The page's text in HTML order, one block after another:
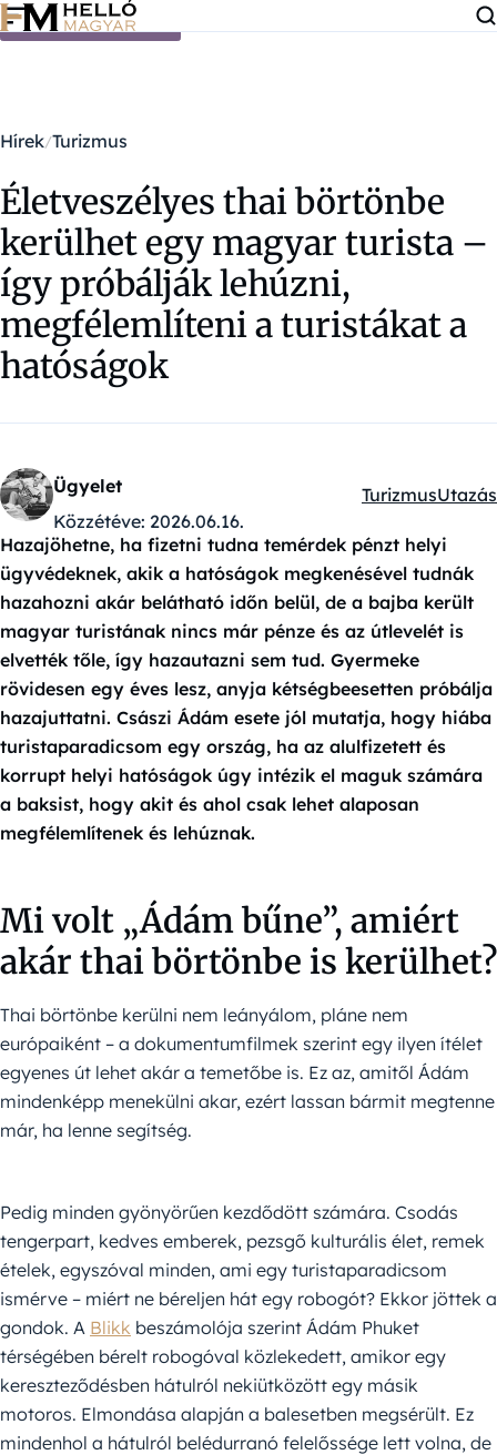
Ugrás a tartalomra
Hírek Turizmus
Életveszélyes thai börtönbe
kerülhet egy magyar turista –
így próbálják lehúzni,
megfélemlíteni a turistákat a
hatóságok
Ügyelet
Közzétéve: 2026.06.16.
Kategóriák:
TurizmusUtazás
Hazajöhetne, ha fizetni tudna temérdek pénzt helyi
ügyvédeknek, akik a hatóságok megkenésével tudnák
hazahozni akár belátható időn belül, de a bajba került
magyar turistának nincs már pénze és az útlevelét is
elvették tőle, így hazautazni sem tud. Gyermeke
rövidesen egy éves lesz, anyja kétségbeesetten próbálja
hazajuttatni. Császi Ádám esete jól mutatja, hogy hiába
turistaparadicsom egy ország, ha az alulfizetett és
korrupt helyi hatóságok úgy intézik el maguk számára
a baksist, hogy akit és ahol csak lehet alaposan
megfélemlítenek és lehúznak.
Mi volt „Ádám bűne”, amiért
akár thai börtönbe is kerülhet?
Thai börtönbe kerülni nem leányálom, pláne nem
európaiként – a dokumentumfilmek szerint egy ilyen ítélet
egyenes út lehet akár a temetőbe is. Ez az, amitől Ádám
mindenképp menekülni akar, ezért lassan bármit megtenne
már, ha lenne segítség.
Pedig minden gyönyörűen kezdődött számára. Csodás
tengerpart, kedves emberek, pezsgő kulturális élet, remek
ételek, egyszóval minden, ami egy turistaparadicsom
ismérve – miért ne béreljen hát egy robogót? Ekkor jöttek a
gondok. A Blikk beszámolója szerint Ádám Phuket
térségében bérelt robogóval közlekedett, amikor egy
kereszteződésben hátulról nekiütközött egy másik
motoros. Elmondása alapján a balesetben megsérült. Ez
mindenhol a hátulról belédurranó felelőssége lett volna, de